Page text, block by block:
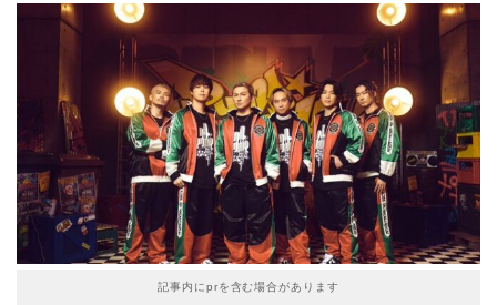
記事内にprを含む場合があります